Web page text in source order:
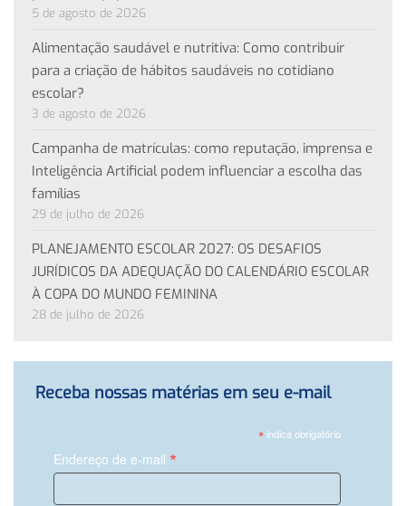
5 de agosto de 2026
Alimentação saudável e nutritiva: Como contribuir
para a criação de hábitos saudáveis no cotidiano
escolar?
3 de agosto de 2026
Campanha de matrículas: como reputação, imprensa e
Inteligência Artificial podem influenciar a escolha das
famílias
29 de julho de 2026
PLANEJAMENTO ESCOLAR 2027: OS DESAFIOS
JURÍDICOS DA ADEQUAÇÃO DO CALENDÁRIO ESCOLAR
À COPA DO MUNDO FEMININA
28 de julho de 2026
Receba nossas matérias em seu e-mail
*indica obrigatório
Endereço de e-mail *